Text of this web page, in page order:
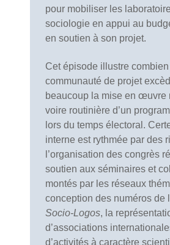
pour mobiliser les
sociologie en appui au
en soutien à son projet.
Cet épisode illustre combien
communauté de projet
beaucoup la mise en œuvre
voire routinière d’un
lors du temps électoral.
interne est rythmée par des
l’organisation des congrès
soutien aux séminaires et
montés par les réseaux
conception des numéros de
Socio-Logos, la
d’associations
d’activités à caractère